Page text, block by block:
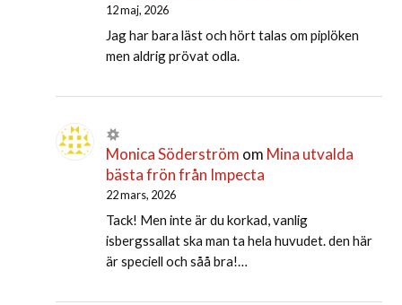
12 maj, 2026
Jag har bara läst och hört talas om piplöken
men aldrig prövat odla.
Monica Söderström om Mina utvalda
bästa frön från Impecta
22 mars, 2026
Tack! Men inte är du korkad, vanlig
isbergssallat ska man ta hela huvudet. den här
är speciell och såå bra!…